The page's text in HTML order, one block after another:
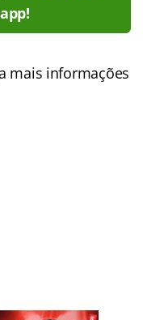
mais informações